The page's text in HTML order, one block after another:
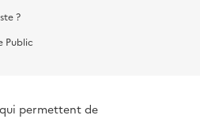
?
Public
permettent de